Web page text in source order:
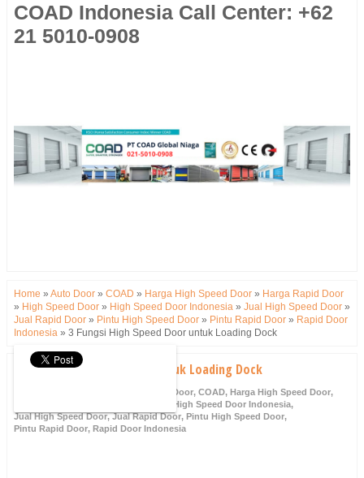
COAD Indonesia Call Center: +62
21 5010-0908
Home » Auto Door » COAD » Harga High Speed Door » Harga Rapid Door
» High Speed Door » High Speed Door Indonesia » Jual High Speed Door »
Jual Rapid Door » Pintu High Speed Door » Pintu Rapid Door » Rapid Door
Indonesia » 3 Fungsi High Speed Door untuk Loading Dock
3 Fungsi High Speed Door untuk Loading Dock
Auto Door, COAD, Harga High Speed Door,
High Speed Door Indonesia,
Jual High Speed Door,Jual Rapid Door, Pintu High Speed Door,
Pintu Rapid Door, Rapid Door Indonesia